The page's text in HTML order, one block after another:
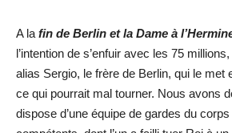
A la fin de Berlin et la Dame à
l’intention de s’enfuir avec les 75
alias Sergio, le frère de Berlin, qui le met
ce qui pourrait mal tourner. Nous avons
dispose d’une équipe de gardes du